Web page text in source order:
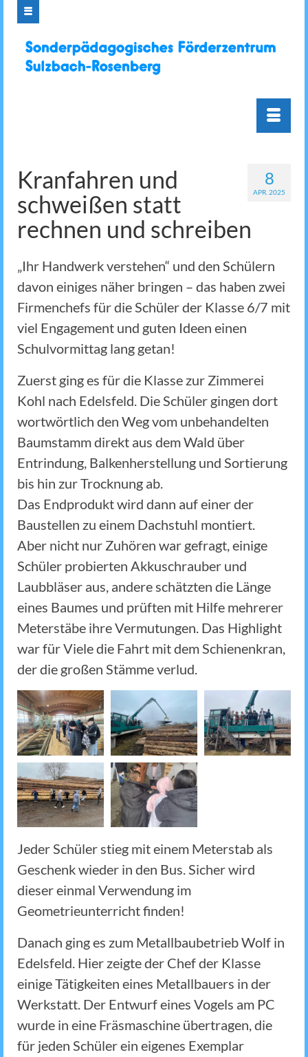
8
APR. 2025
Kranfahren und
schweißen statt
rechnen und schreiben
„Ihr Handwerk verstehen“ und den Schülern
davon einiges näher bringen – das haben zwei
Firmenchefs für die Schüler der Klasse 6/7 mit
viel Engagement und guten Ideen einen
Schulvormittag lang getan!
Zuerst ging es für die Klasse zur Zimmerei
Kohl nach Edelsfeld. Die Schüler gingen dort
wortwörtlich den Weg vom unbehandelten
Baumstamm direkt aus dem Wald über
Entrindung, Balkenherstellung und Sortierung
bis hin zur Trocknung ab.
Das Endprodukt wird dann auf einer der
Baustellen zu einem Dachstuhl montiert.
Aber nicht nur Zuhören war gefragt, einige
Schüler probierten Akkuschrauber und
Laubbläser aus, andere schätzten die Länge
eines Baumes und prüften mit Hilfe mehrerer
Meterstäbe ihre Vermutungen. Das Highlight
war für Viele die Fahrt mit dem Schienenkran,
der die großen Stämme verlud.
Jeder Schüler stieg mit einem Meterstab als
Geschenk wieder in den Bus. Sicher wird
dieser einmal Verwendung im
Geometrieunterricht finden!
Danach ging es zum Metallbaubetrieb Wolf in
Edelsfeld. Hier zeigte der Chef der Klasse
einige Tätigkeiten eines Metallbauers in der
Werkstatt. Der Entwurf eines Vogels am PC
wurde in eine Fräsmaschine übertragen, die
für jeden Schüler ein eigenes Exemplar